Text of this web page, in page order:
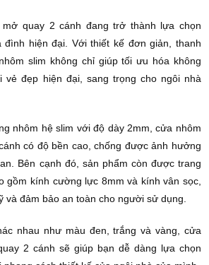
quay 2 cánh đang trở thành lựa chọn
đình hiện đại. Với thiết kế đơn giản, thanh
slim không chỉ giúp tối ưu hóa không
vẻ đẹp hiện đại, sang trọng cho ngôi nhà
nhôm hệ slim với độ dày 2mm, cửa nhôm
có độ bền cao, chống được ảnh hưởng
Bên cạnh đó, sản phẩm còn được trang
gồm kính cường lực 8mm và kính vân sọc,
và đảm bảo an toàn cho người sử dụng.
nhau như màu đen, trắng và vàng, cửa
2 cánh sẽ giúp bạn dễ dàng lựa chọn